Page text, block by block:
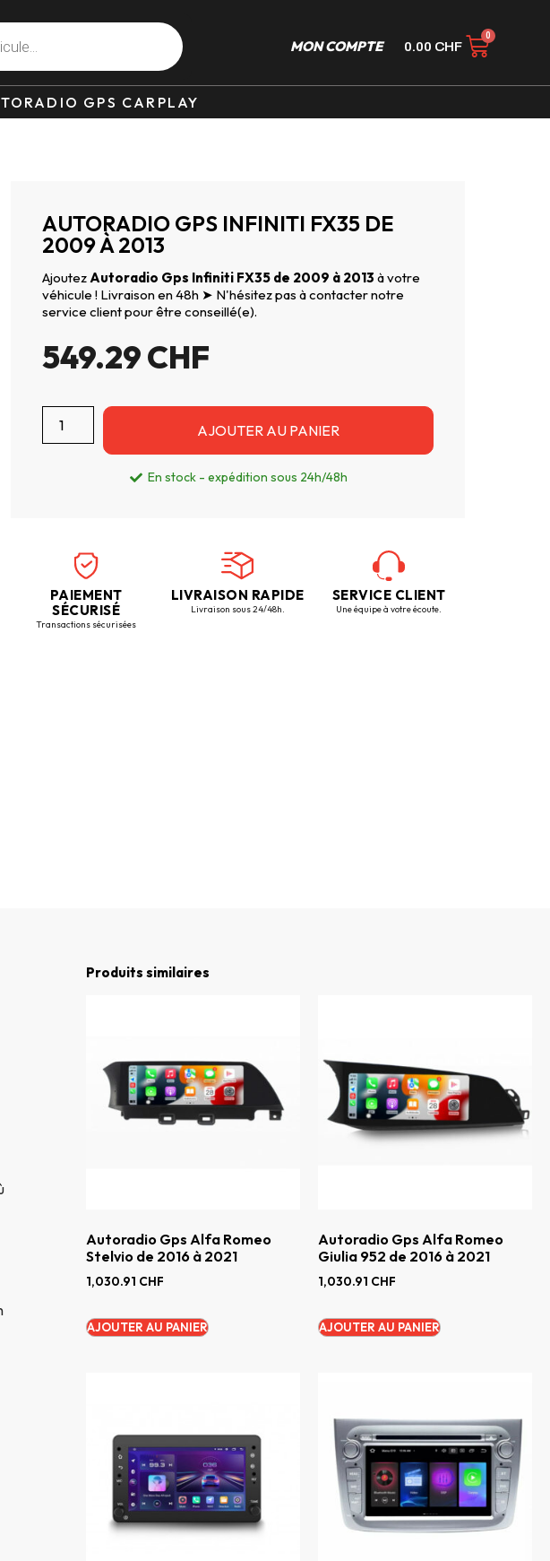
MON COMPTE 0.00 CHF
GPS CARPLAY
AUTORADIO GPS INFINITI FX35 DE
2009 À 2013
AjoutezAutoradio Gps Infiniti FX35 de 2009 à 2013 à votre
véhicule ! Livraison en 48h ➤ N'hésitez pas à contacter notre
service client pour être conseillé(e).
549.29CHF
AJOUTER AU PANIER
En stock - expédition sous 24h/48h
PAIEMENT
SÉCURISÉ
Transactions sécurisées
LIVRAISON RAPIDE
Livraison sous 24/48h.
SERVICE CLIENT
Une équipe à votre écoute.
Produits similaires
Autoradio Gps Alfa Romeo
Stelvio de 2016 à 2021
1,030.91 CHF
AJOUTER AU PANIER
Autoradio Gps Alfa Romeo
Giulia 952 de 2016 à 2021
1,030.91 CHF
AJOUTER AU PANIER